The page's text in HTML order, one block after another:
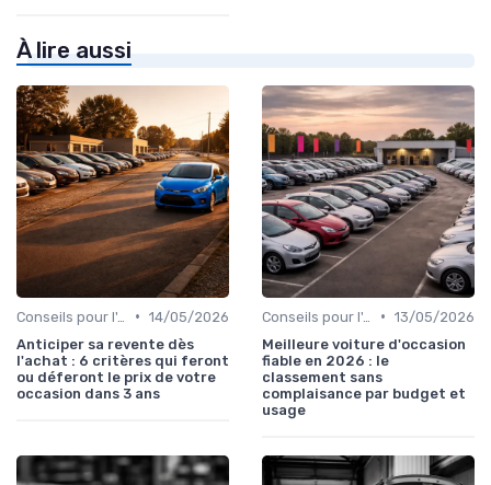
À lire aussi
• 14/05/2026
Anticiper sa revente dès
l'achat : 6 critères qui feront
ou déferont le prix de votre
occasion dans 3 ans
• 13/05/2026
Meilleure voiture d'occasion
fiable en 2026 : le
classement sans
complaisance par budget et
usage